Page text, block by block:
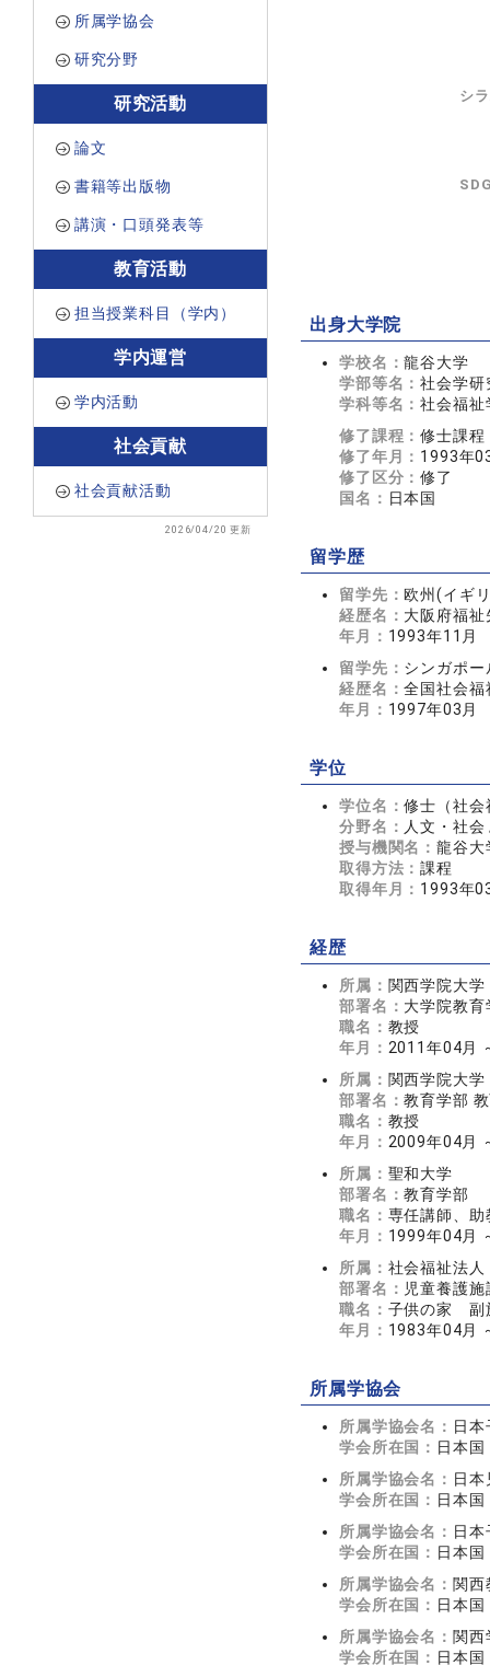
所属学協会
研究分野
研究活動
論文
書籍等出版物
講演・口頭発表等
教育活動
担当授業科目（学内）
学内運営
学内活動
社会貢献
社会貢献活動
2026/04/20 更新
シ
出身大学院
学校名：龍谷大学
学部等名：社会学研
学科等名：社会福祉
修了課程：修士課程
修了年月： 1993年
修了区分：修了
国名： 日本国
留学歴
留学先：欧州(イギ
経歴名： 大阪府福
年月： 1993年11月
留学先： シンガポ
経歴名：全国社会
年月： 1997年03月
学位
学位名：修士（社会
分野名： 人文・社
授与機関名：龍谷大
取得方法：課程
取得年月： 1993年
経歴
所属： 関西学院大学
部署名： 大学院教育
職名： 教授
年月： 2011年04月
所属： 関西学院大学
部署名：教育学部
職名： 教授
年月： 2009年04月
所属： 聖和大学
部署名：教育学部
職名： 専任講師、
年月： 1999年04月
所属： 社会福祉法
部署名： 児童養護
職名： 子供の家 副
年月： 1983年04月
所属学協会
所属学協会名： 日
学会所在国： 日本国
所属学協会名： 日
学会所在国： 日本国
所属学協会名： 日
学会所在国： 日本国
所属学協会名： 関西
学会所在国： 日本国
所属学協会名： 関西
学会所在国： 日本国